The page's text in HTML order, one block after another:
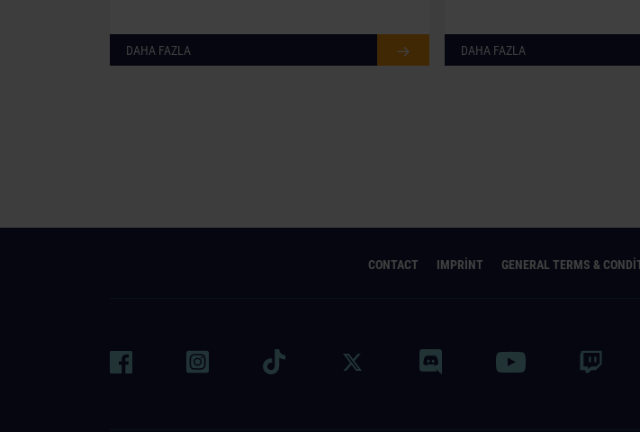
DAHA FAZLA DAHA FAZLA
CONTACT IMPRINT GENERAL TERMS &